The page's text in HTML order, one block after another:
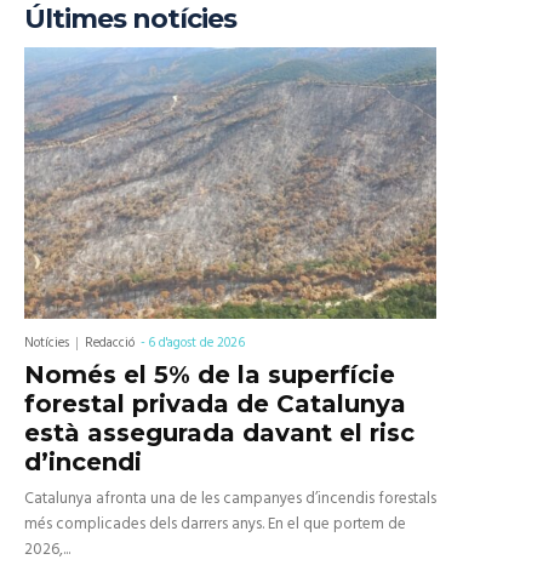
Últimes notícies
Notícies Redacció -6 d'agost de 2026
Només el 5% de la superfície
forestal privada de Catalunya
està assegurada davant el risc
d’incendi
Catalunya afronta una de les campanyes d’incendis forestals
més complicades dels darrers anys. En el que portem de
2026,...